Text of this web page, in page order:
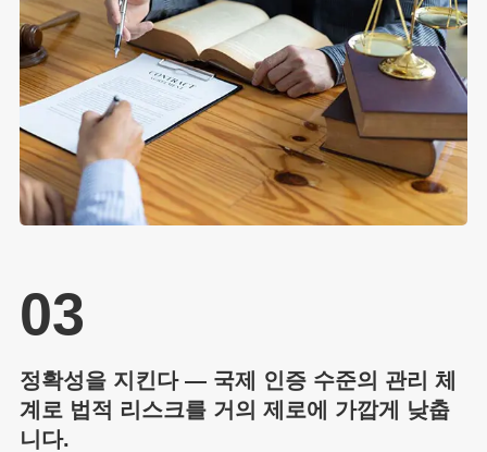
03
정확성을 지킨다 — 국제 인증 수준의 관리 체
계로 법적 리스크를 거의 제로에 가깝게 낮춥
니다.